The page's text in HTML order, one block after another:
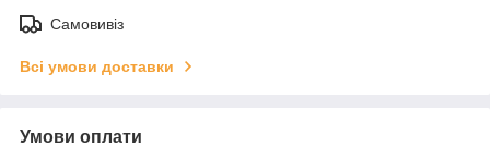
Самовивіз
Всі умови доставки
Умови оплати